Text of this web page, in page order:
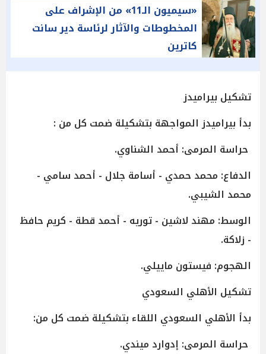
«سيميون الـ11» من الإشراف على
المخطوطات والآثار لرئاسة دير سانت
كاترين
تشكيل بيراميدز
بدأ بيراميدز المواجهة بتشكيلة ضمت كل من :
حراسة المرمى: أحمد الشناوي.
الدفاع: محمد حمدي - أسامة جلال - أحمد سامي -
محمد الشيبي.
الوسط: مهند لاشين - توريه - أحمد قطة - كريم حافظ
- زلاكة.
الهجوم: فيستون ماييلي.
تشكيل الأهلي السعودي
بدأ الأهلي السعودي اللقاء بتشكيلة ضمت كل من:
حراسة المرمى: إدوارد ميندي.